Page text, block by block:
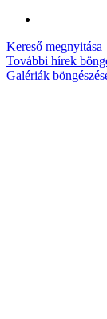
Kereső megnyitása
További hírek
Galériák